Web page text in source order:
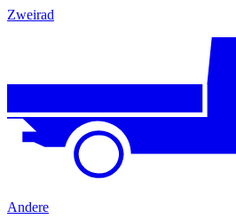
Zweirad
Andere